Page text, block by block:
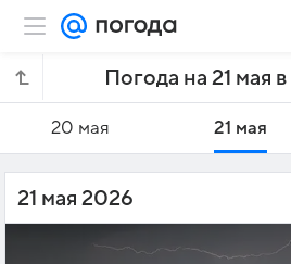
Погода на 21 мая
20 мая 21 мая
21 мая 2026